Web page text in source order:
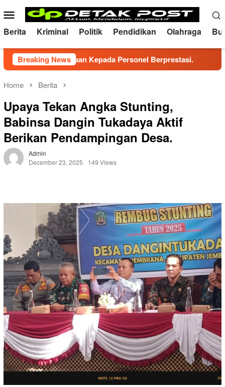
to
content
Mobile
Menu
Berita Kriminal Politik Pendidikan Olahraga
Breaking News
Penghargaan Kepada Personel Berprestasi.
Home Berita
Upaya Tekan Angka Stunting,
Babinsa Dangin Tukadaya Aktif
Berikan Pendampingan Desa.
Admin
December 23, 2025
149 Views